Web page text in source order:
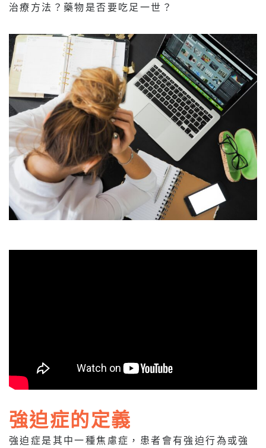
治療方法？藥物是否要吃足一世？
強迫症的定義
強迫症是其中一種焦慮症，患者會有強迫行為或強